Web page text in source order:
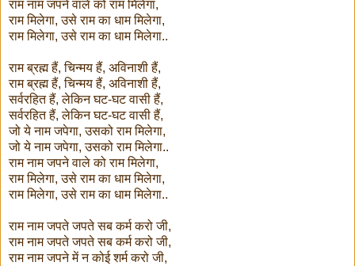
राम नाम जपने वाले को राम मिलेगा,
राम मिलेगा, उसे राम का धाम मिलेगा,
राम मिलेगा, उसे राम का धाम मिलेगा..
राम ब्रह्म हैं, चिन्मय हैं, अविनाशी हैं,
राम ब्रह्म हैं, चिन्मय हैं, अविनाशी हैं,
सर्वरहित हैं, लेकिन घट-घट वासी हैं,
सर्वरहित हैं, लेकिन घट-घट वासी हैं,
जो ये नाम जपेगा, उसको राम मिलेगा,
जो ये नाम जपेगा, उसको राम मिलेगा..
राम नाम जपने वाले को राम मिलेगा,
राम मिलेगा, उसे राम का धाम मिलेगा,
राम मिलेगा, उसे राम का धाम मिलेगा..
राम नाम जपते जपते सब कर्म करो जी,
राम नाम जपते जपते सब कर्म करो जी,
राम नाम जपने में न कोई शर्म करो जी,